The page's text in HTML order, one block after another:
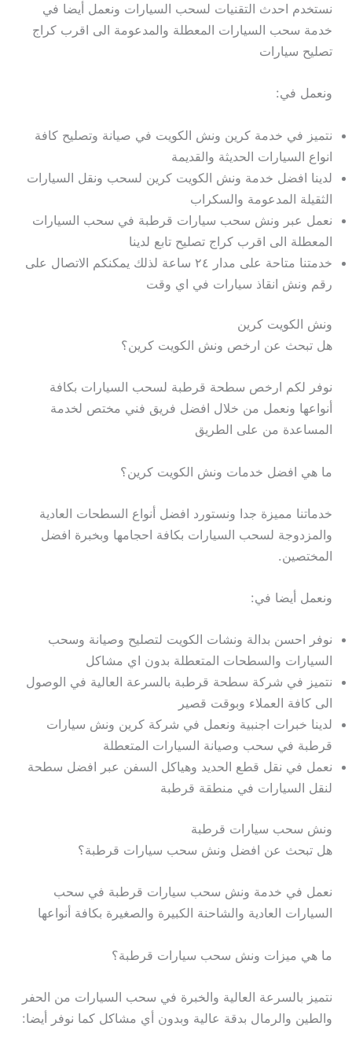
نستخدم احدث التقنيات لسحب السيارات ونعمل أيضا في
خدمة سحب السيارات المعطلة والمدعومة الى اقرب كراج
تصليح سيارات
ونعمل في:
نتميز في خدمة كرين ونش الكويت في صيانة وتصليح كافة
انواع السيارات الحديثة والقديمة
لدينا افضل خدمة ونش الكويت كرين لسحب ونقل السيارات
الثقيلة المدعومة والسكراب
نعمل عبر ونش سحب سيارات قرطبة في سحب السيارات
المعطلة الى اقرب كراج تصليح تابع لدينا
خدمتنا متاحة على مدار ٢٤ ساعة لذلك يمكنكم الاتصال على
رقم ونش انقاذ سيارات في اي وقت
ونش الكويت كرين
هل تبحث عن ارخص ونش الكويت كرين؟
نوفر لكم ارخص سطحة قرطبة لسحب السيارات بكافة
أنواعها ونعمل من خلال افضل فريق فني مختص لخدمة
المساعدة من على الطريق
ما هي افضل خدمات ونش الكويت كرين؟
خدماتنا مميزة جدا ونستورد افضل أنواع السطحات العادية
والمزدوجة لسحب السيارات بكافة احجامها وبخبرة افضل
المختصين.
ونعمل أيضا في:
نوفر احسن بدالة ونشات الكويت لتصليح وصيانة وسحب
السيارات والسطحات المتعطلة بدون اي مشاكل
نتميز في شركة سطحة قرطبة بالسرعة العالية في الوصول
الى كافة العملاء وبوقت قصير
لدينا خبرات اجنبية ونعمل في شركة كرين ونش سيارات
قرطبة في سحب وصيانة السيارات المتعطلة
نعمل في نقل قطع الحديد وهياكل السفن عبر افضل سطحة
لنقل السيارات في منطقة قرطبة
ونش سحب سيارات قرطبة
هل تبحث عن افضل ونش سحب سيارات قرطبة؟
نعمل في خدمة ونش سحب سيارات قرطبة في سحب
السيارات العادية والشاحنة الكبيرة والصغيرة بكافة أنواعها
ما هي ميزات ونش سحب سيارات قرطبة؟
نتميز بالسرعة العالية والخبرة في سحب السيارات من الحفر
والطين والرمال بدقة عالية وبدون أي مشاكل كما نوفر أيضا: